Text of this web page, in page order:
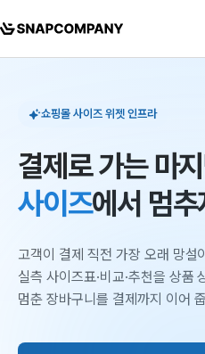
쇼핑몰 사이즈 위젯 인프라
결제로 가는 마
사이즈에서 멈
고객이 결제 직전 가장 오래 망설
실측 사이즈표·비교·추천을 상품
멈춘 장바구니를 결제까지 이어